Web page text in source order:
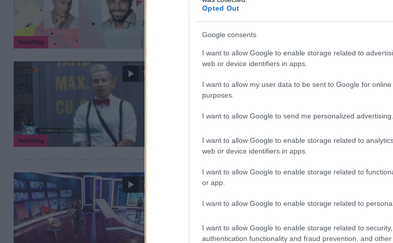
Opted Out
Google consents
I want to allow Google to enable storage related to
web or device identifiers in apps.
I want to allow my user data to be sent to Google for
purposes.
I want to allow Google to send me personalized advertising.
I want to allow Google to enable storage related to
web or device identifiers in apps.
I want to allow Google to enable storage related to
or app.
I want to allow Google to enable storage related to
I want to allow Google to enable storage related to
authentication functionality and fraud prevention, and other
ValóVilág
Hatalmas felfordulást csinált ostorláb a stúdióban, ám ez
1:02
ValóVilág
2016. november 13. 20:39
Soma kortesbeszéde
Kismálnák, Tivy-rajongók, vagy aki nem ismerte volna
kiesései megtörték, mégis helye van a Villában.
7:44
Bence próbált beszélgetni a két párbajozóval, nem sok
kiabált - minden volt ezen az estén csak klasszikus Párbaj